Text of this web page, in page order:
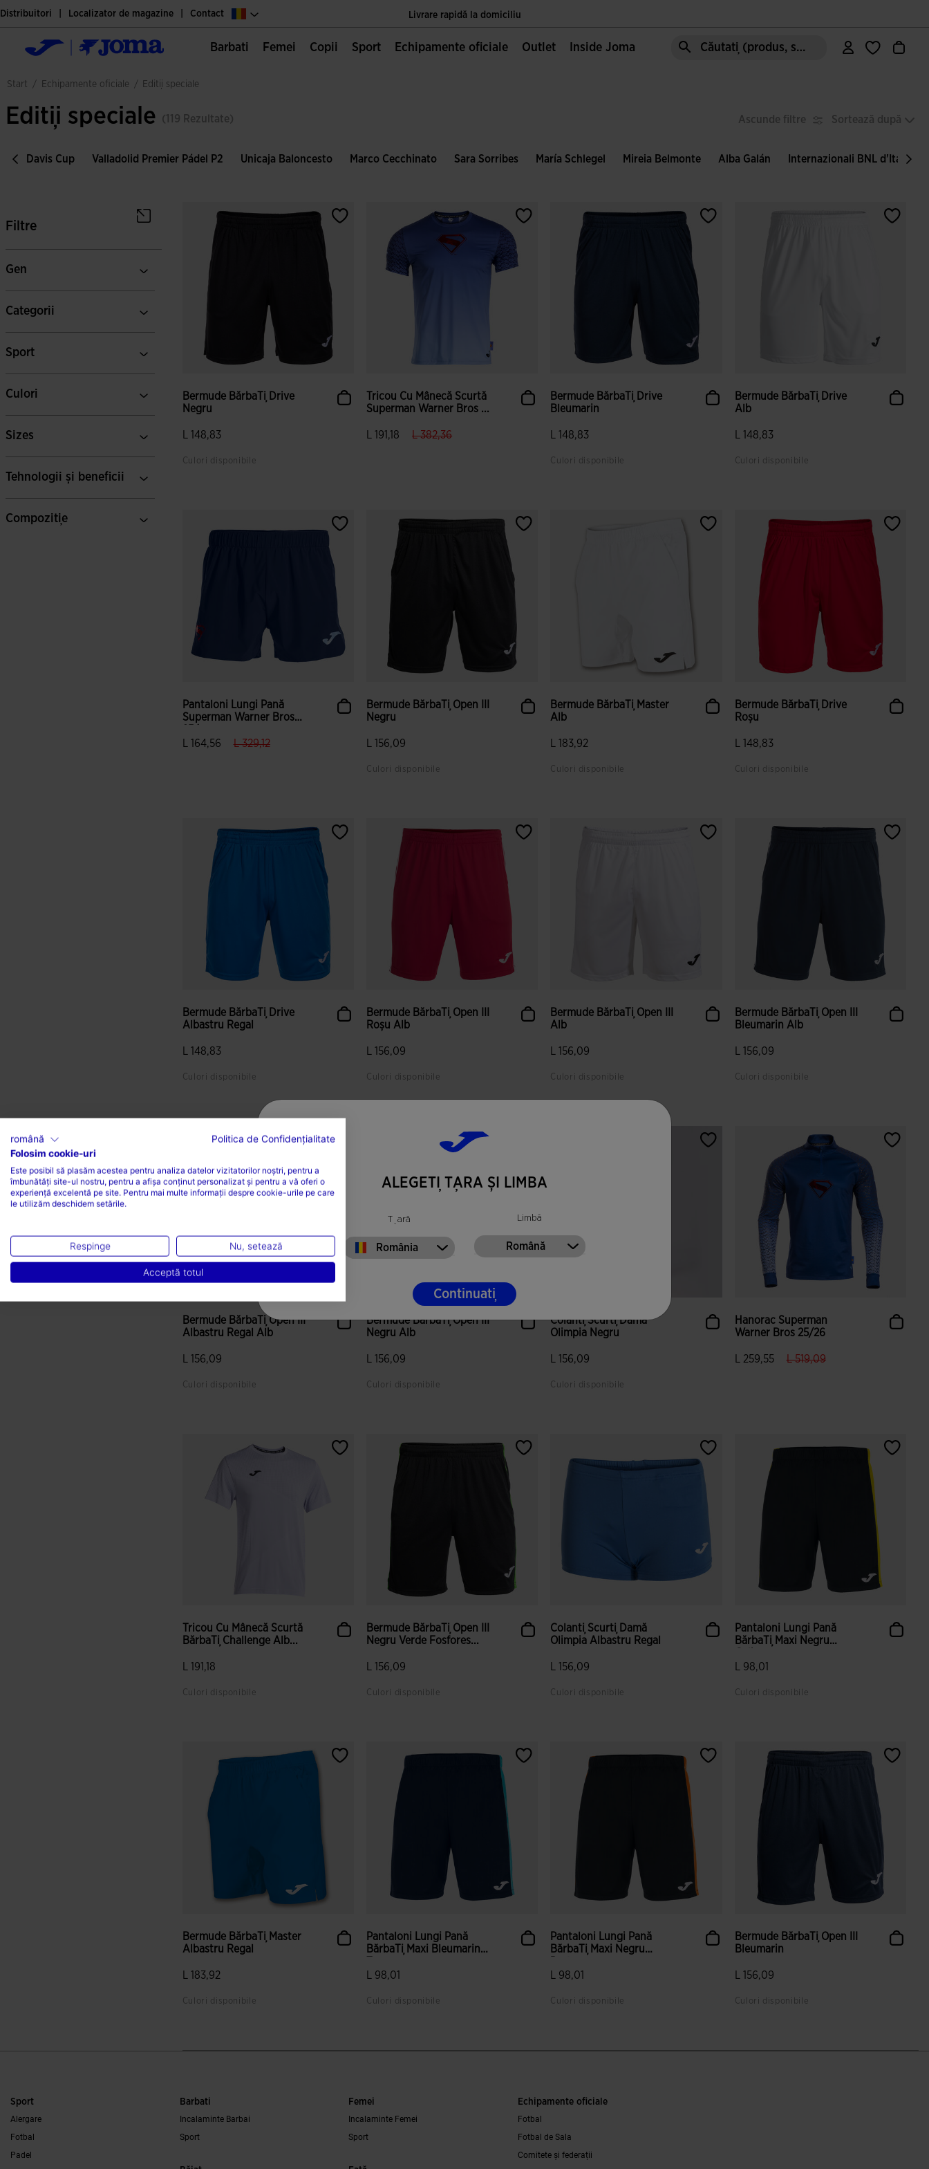
Livrare rapidă la domiciliu
Unica pagină oficială JOMA, deținută de Joma Sport S.A
Distribuitori Localizator de magazine Contact
Barbati Femei Copii Sport Echipamente oficiale Outlet Inside Joma Căutați (produs, stil, zonă, etc.)
start / echipamente oficiale / ediții speciale
Ediții speciale (119 Rezultate) Ascunde filtre Sortează după
Davis Cup Valladolid Premier Pádel P2 Unicaja Baloncesto Marco Cecchinato Sara Sorribes María Schlegel Mireia Belmonte Alba Galán Internazionali BNL d'Italia
Filtre
Gen
Categorii
Sport
Culori
Sizes
Tehnologii și beneficii
Compoziție
Bermude BărbaȚi Drive
Negru
L 148,83
Culori disponibile
Tricou Cu Mânecă Scurtă
Superman Warner Bros ...
L 191,18 label.price.reduced.from
L 382,36label.price.to
Bermude BărbaȚi Drive
Bleumarin
L 148,83
Culori disponibile
Bermude BărbaȚi Drive
Alb
L 148,83
Culori disponibile
Pantaloni Lungi Pană
Superman Warner Bros
L 164,56
label.price.reduced.from
L 329,12label.price.to
Bermude BărbaȚi Open III
Negru
L 156,09
Culori disponibile
Bermude BărbaȚi Master
Alb
L 183,92
Culori disponibile
Bermude BărbaȚi Drive
Roșu
L 148,83
Culori disponibile
Bermude BărbaȚi Drive
Albastru Regal
L 148,83
Culori disponibile
Bermude BărbaȚi Open III
Roșu Alb
L 156,09
Culori disponibile
Bermude BărbaȚi Open III
Alb
L 156,09
Culori disponibile
Bermude BărbaȚi Open III
Bleumarin Alb
L 156,09
Culori disponibile
Bermude BărbaȚi Open III
Albastru Regal Alb
L 156,09
Culori disponibile
Bermude BărbaȚi Open III
Negru Alb
L 156,09
Culori disponibile
Colanți Scurți Damă
Olimpia Negru
L 156,09
Culori disponibile
Hanorac Superman
Warner Bros 25/26
L 259,55 label.price.reduced.from
L 519,09label.price.to
Tricou Cu Mânecă Scurtă
BărbaȚi Challenge Alb...
L 191,18
Culori disponibile
Bermude BărbaȚi Open III
Negru Verde Fosfores...
L 156,09
Culori disponibile
Colanți Scurți Damă
Olimpia Albastru Regal
L 156,09
Culori disponibile
Pantaloni Lungi Pană
BărbaȚi Maxi Negru
L 98,01
Culori disponibile
Bermude BărbaȚi Master
Albastru Regal
L 183,92
Culori disponibile
Pantaloni Lungi Pană
BărbaȚi Maxi Bleumarin
L 98,01
Culori disponibile
Pantaloni Lungi Pană
BărbaȚi Maxi Negru
L 98,01
Culori disponibile
Bermude BărbaȚi Open III
Bleumarin
L 156,09
Culori disponibile
Sport
Alergare
Fotbal
Padel
Barbati
Incalaminte Barbai
Sport
Femei
Incalaminte Femei
Sport
Echipamente oficiale
Fotbal
Fotbal de Sala
Comitete și federații
ALEGEȚI ȚARA ȘI LIMBA
Țară
România
Limbă
Română
Continuați
română
Politica de Confidențialitate
Folosim cookie-uri
Este posibil să plasăm acestea pentru analiza datelor vizitatorilor noștri, pentru a
îmbunătăți site-ul nostru, pentru a afișa conținut personalizat și pentru a vă oferi o
experiență excelentă pe site. Pentru mai multe informații despre cookie-urile pe care
le utilizăm deschidem setările.
Respinge Nu, setează
Acceptă totul